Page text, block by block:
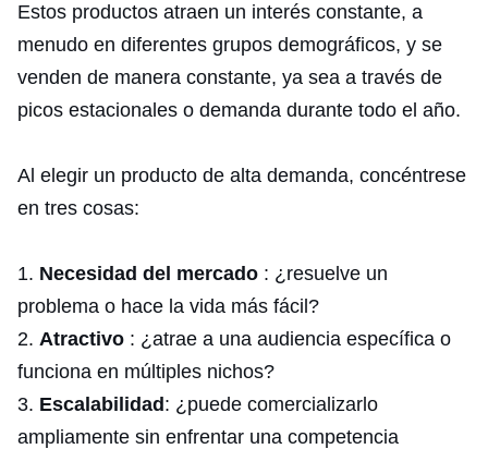
Estos productos atraen un interés constante, a
menudo en diferentes grupos demográficos, y se
venden de manera constante, ya sea a través de
picos estacionales o demanda durante todo el año.
Al elegir un producto de alta demanda, concéntrese
en tres cosas:
Necesidad del mercado : ¿resuelve un
problema o hace la vida más fácil?
Atractivo : ¿atrae a una audiencia específica o
funciona en múltiples nichos?
Escalabilidad: ¿puede comercializarlo
ampliamente sin enfrentar una competencia